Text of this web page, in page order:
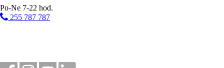
Po-Ne 7-22 hod.
255 787 787